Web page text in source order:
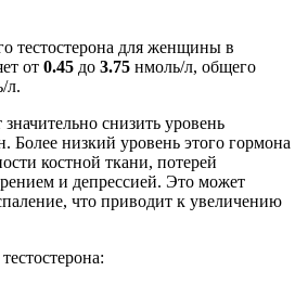
тестостерона для женщины в
от 0.45 до 3.75 нмоль/л, общего
л.
снизить уровень
Более низкий уровень этого гормона
костной ткани, потерей
и депрессией. Это может
что приводит к увеличению